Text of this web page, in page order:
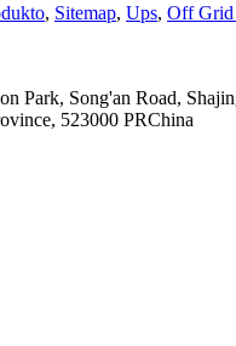
, Sitemap, Ups, Off Grid
Song'an Road,
523000 PRChina